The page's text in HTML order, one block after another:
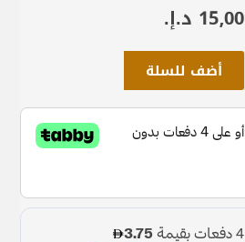
15٫00 د.إ.‏
أضف للسلة